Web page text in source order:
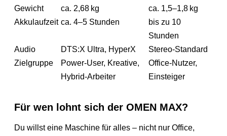
Gewicht
ca. 2,68 kg
ca. 1,5–1,8 kg
Akkulaufzeit ca. 4–5 Stunden
bis zu 10
Stunden
Audio
DTS:X Ultra, HyperX
Stereo-Standard
Zielgruppe
Power-User, Kreative,
Hybrid-Arbeiter
Office-Nutzer,
Einsteiger
Für wen lohnt sich der OMEN MAX?
Du willst eine Maschine für alles – nicht nur Office,